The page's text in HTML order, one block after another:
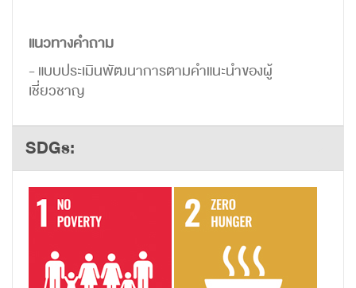
แนวทางคำถาม
- แบบประเมินพัฒนาการตามคำแนะนำของผู้
เชี่ยวชาญ
SDGs: